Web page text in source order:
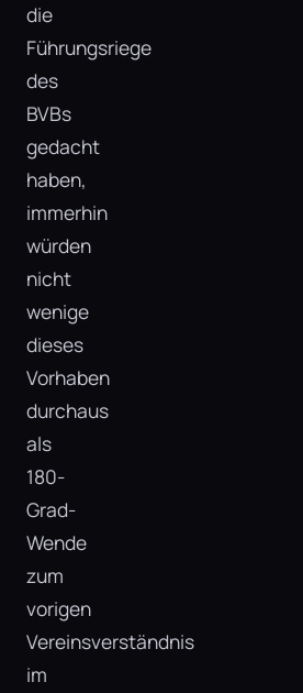
die
Führungsriege
des
BVBs
gedacht
haben,
immerhin
würden
nicht
wenige
dieses
Vorhaben
durchaus
als
180-
Grad-
Wende
zum
vorigen
Vereinsverständnis
im